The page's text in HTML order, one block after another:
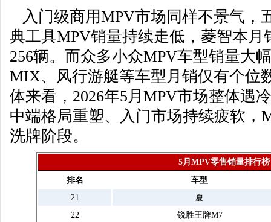
入门级商用MPV市场同样不景气，
典工具MPV销量持续走低，菱智本月
256辆。而众多小众MPV车型销量大
MIX、风行游艇等车型月销仅有个位
体来看，2026年5月MPV市场整体遇
中端格局重塑、入门市场持续疲软，
洗牌阶段。
5月MPV零售销量排行榜
排名
车型
21
夏
22
锐胜王牌M7